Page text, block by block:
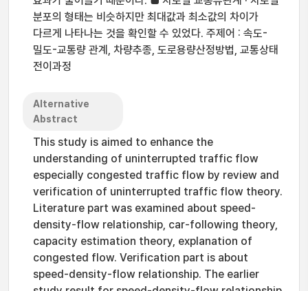
분포의 형태는 비슷하지만 최대값과 최소값의 차이가
다르게 나타나는 것을 확인할 수 있었다. 주제어 : 속도-
밀도-교통량 관계, 차량추종, 도로용량산정방법, 교통상태
전이과정
Alternative
Abstract
This study is aimed to enhance the
understanding of uninterrupted traffic flow
especially congested traffic flow by review and
verification of uninterrupted traffic flow theory.
Literature part was examined about speed-
density-flow relationship, car-following theory,
capacity estimation theory, explanation of
congested flow. Verification part is about
speed-density-flow relationship. The earlier